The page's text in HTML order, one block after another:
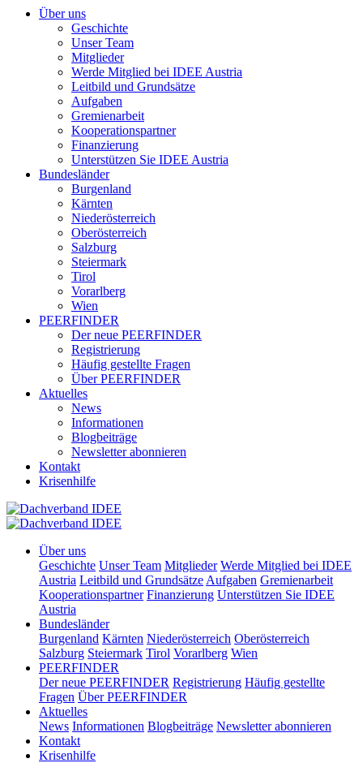
Über uns
Geschichte
Unser Team
Mitglieder
Werde Mitglied bei IDEE Austria
Leitbild und Grundsätze
Aufgaben
Gremienarbeit
Kooperationspartner
Finanzierung
Unterstützen Sie IDEE Austria
Bundesländer
Burgenland
Kärnten
Niederösterreich
Oberösterreich
Salzburg
Steiermark
Tirol
Vorarlberg
Wien
PEERFINDER
Der neue PEERFINDER
Registrierung
Häufig gestellte Fragen
Über PEERFINDER
Aktuelles
News
Informationen
Blogbeiträge
Newsletter abonnieren
Kontakt
Krisenhilfe
Über uns
Geschichte Unser Team Mitglieder Werde Mitglied bei IDEE
Austria Leitbild und Grundsätze Aufgaben Gremienarbeit
Kooperationspartner Finanzierung Unterstützen Sie IDEE
Austria
Bundesländer
Burgenland Kärnten Niederösterreich Oberösterreich
Salzburg Steiermark Tirol Vorarlberg Wien
PEERFINDER
Der neue PEERFINDER Registrierung Häufig gestellte
Fragen Über PEERFINDER
Aktuelles
News Informationen Blogbeiträge Newsletter abonnieren
Kontakt
Krisenhilfe